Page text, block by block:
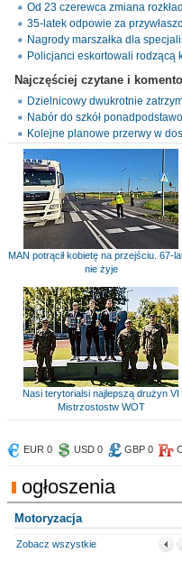
Od 23 czerewca zmiana
35-latek odpowie za
Nagrody marszałka dla
Policjanci eskortowali rodzącą
Najczęściej czytane i
Dzielnicowy dwukrotnie
Nabór do szkół
Kolejne planowe przerwy w
MAN potrącił kobietę na przejściu. 67-
nie żyje
Nasi terytorialsi najlepszą drużyn VI
Mistrzostostw WOT
EUR 0 USD 0 GBP 0
ogłoszenia
Motoryzacja
Zobacz wszystkie